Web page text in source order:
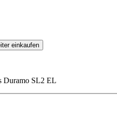
einkaufen
Duramo SL2 EL